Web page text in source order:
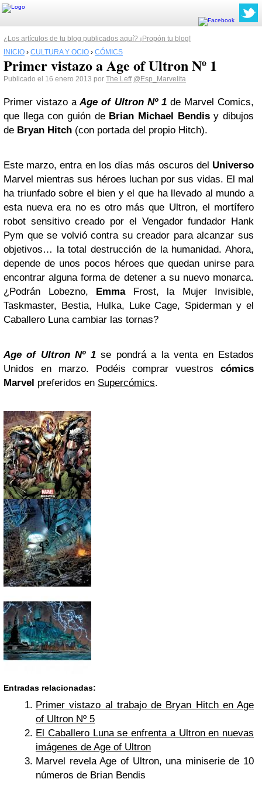
¿Los artículos de tu blog publicados aquí? ¡Propón tu blog!
INICIO › CULTURA Y OCIO › CÓMICS
Primer vistazo a Age of Ultron Nº 1
Publicado el 16 enero 2013 por The Leff @Esp_Marvelita
Primer vistazo aAge of UltronNº 1 de Marvel Comics,
que llega con guión de Brian Michael Bendisy dibujos
de Bryan Hitch (con portada del propio Hitch).
Este marzo, entra en los días más oscuros del Universo
Marvel mientras sus héroes luchan por sus vidas. El mal
ha triunfado sobre el bien y el que ha llevado al mundo a
esta nueva era no es otro más que Ultron, el mortífero
robot sensitivo creado por el Vengador fundador Hank
Pym que se volvió contra su creador para alcanzar sus
objetivos… la total destrucción de la humanidad. Ahora,
depende de unos pocos héroes que quedan unirse para
encontrar alguna forma de detener a su nuevo monarca.
¿Podrán Lobezno, EmmaFrost, la Mujer Invisible,
Taskmaster, Bestia, Hulka, Luke Cage, Spiderman y el
Caballero Luna cambiar las tornas?
Age of UltronNº 1 se pondrá a la venta en Estados
Unidos en marzo. Podéis comprar vuestros cómics
Marvel preferidos en Supercómics.
Entradas relacionadas:
Primer vistazo al trabajo de Bryan Hitch en Age
of Ultron Nº 5
El Caballero Luna se enfrenta a Ultron en nuevas
imágenes de Age of Ultron
Marvel revela Age of Ultron, una miniserie de 10
números de Brian Bendis